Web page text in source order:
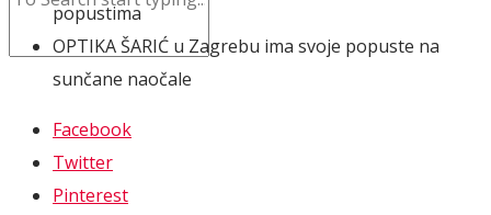
popustima
OPTIKA ŠARIĆ u Zagrebu ima svoje popuste na
sunčane naočale
Facebook
Twitter
Pinterest